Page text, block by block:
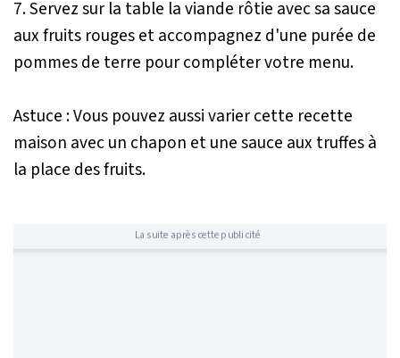
7. Servez sur la table la viande rôtie avec sa sauce
aux fruits rouges et accompagnez d'une purée de
pommes de terre pour compléter votre menu.
Astuce : Vous pouvez aussi varier cette recette
maison avec un chapon et une sauce aux truffes à
la place des fruits.
La suite après cette publicité